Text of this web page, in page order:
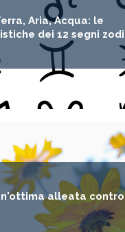
Aria, Acqua: le
dei 12 segni
alleata